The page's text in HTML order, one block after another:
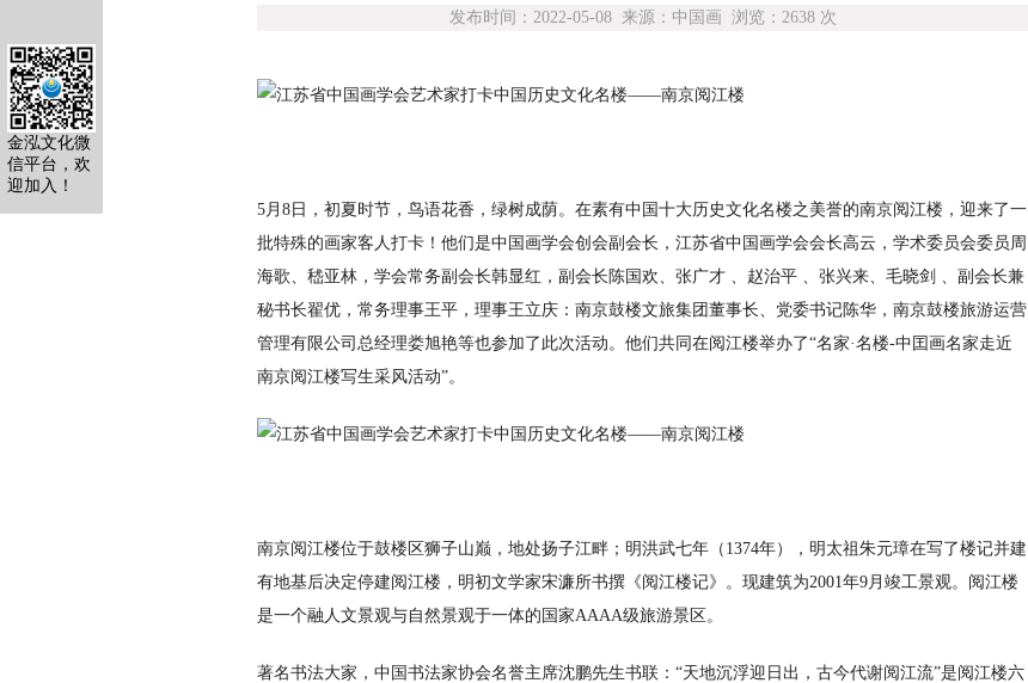
发布时间：2022-05-08 来源：中国画 浏览：2638 次
5月8日，初夏时节，鸟语花香，绿树成荫。在素有中国十大历史文化名楼之美誉的南京阅江楼，迎来了一
批特殊的画家客人打卡！他们是中国画学会创会副会长，江苏省中国画学会会长高云，学术委员会委员周
海歌、嵇亚林，学会常务副会长韩显红，副会长陈国欢、张广才 、赵治平 、张兴来、毛晓剑 、副会长兼
秘书长翟优，常务理事王平，理事王立庆：南京鼓楼文旅集团董事长、党委书记陈华，南京鼓楼旅游运营
管理有限公司总经理娄旭艳等也参加了此次活动。他们共同在阅江楼举办了“名家·名楼-中囯画名家走近
南京阅江楼写生采风活动”。
南京阅江楼位于鼓楼区狮子山巅，地处扬子江畔；明洪武七年（1374年），明太祖朱元璋在写了楼记并建
有地基后决定停建阅江楼，明初文学家宋濂所书撰《阅江楼记》。现建筑为2001年9月竣工景观。阅江楼
是一个融人文景观与自然景观于一体的国家AAAA级旅游景区。
著名书法大家，中国书法家协会名誉主席沈鹏先生书联：“天地沉浮迎日出，古今代谢阅江流”是阅江楼六
金泓文化微
信平台，欢
迎加入！